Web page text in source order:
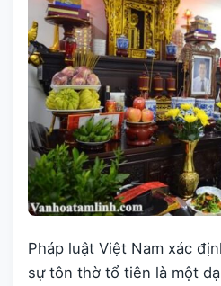
Pháp luật Việt Nam xác
sự tôn thờ tổ tiên là một